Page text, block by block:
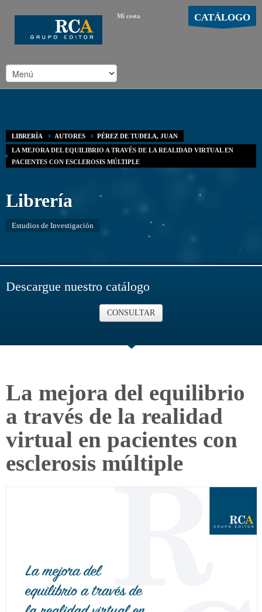
Mi cesta CATÁLOGO
LIBRERÍA AUTORES
PÉREZ DE TUDELA, JUAN
LA MEJORA DEL EQUILIBRIO A TRAVÉS DE LA REALIDAD VIRTUAL EN
PACIENTES CON ESCLEROSIS MÚLTIPLE
Librería
Estudios de Investigación
Descargue nuestro catálogo
CONSULTAR
La mejora del equilibrio
a través de la realidad
virtual en pacientes con
esclerosis múltiple